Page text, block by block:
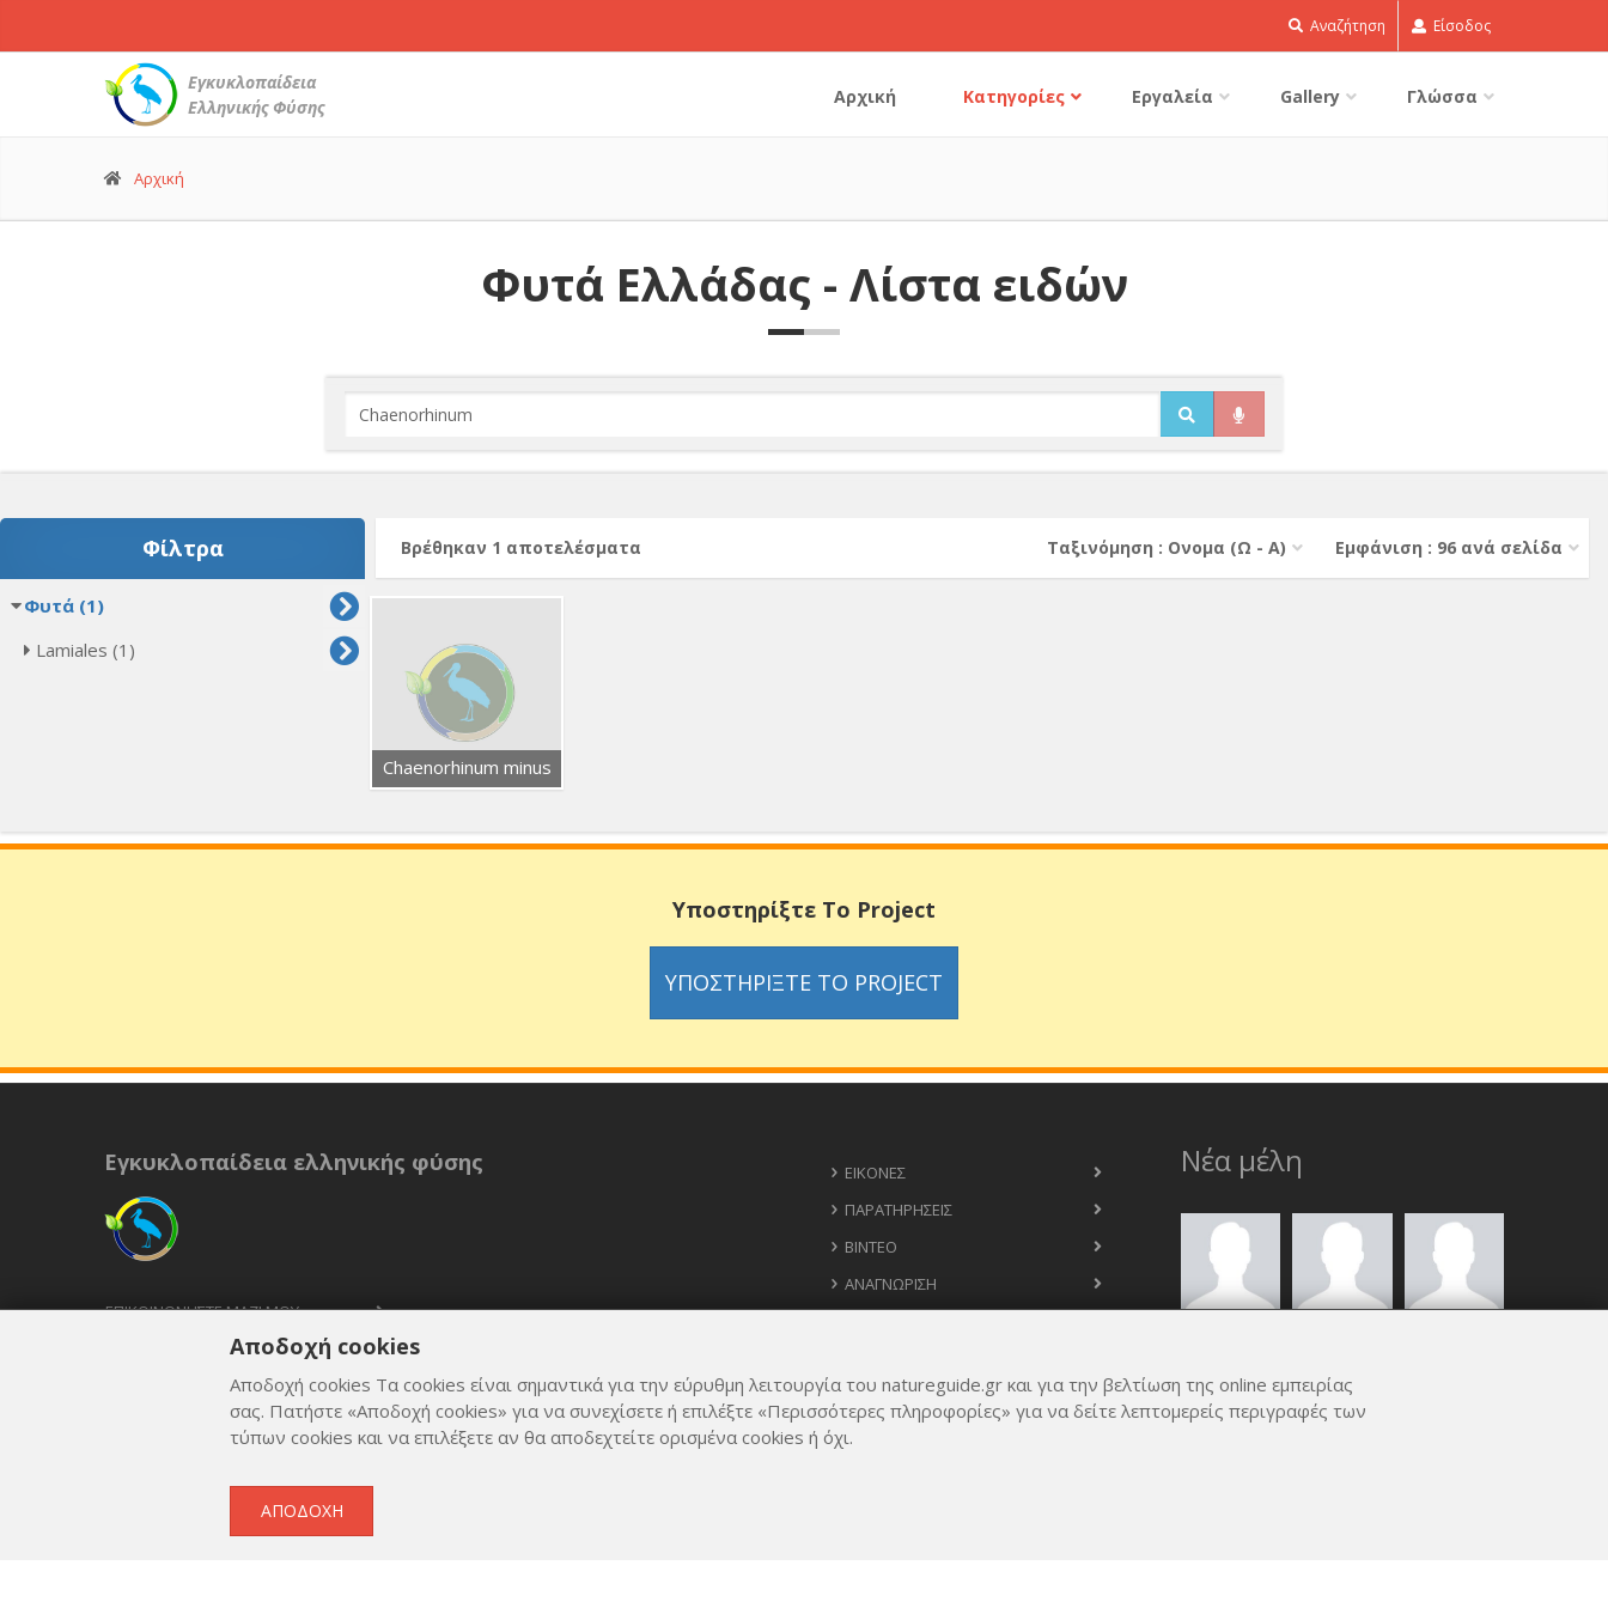
Αναζήτηση Είσοδος
Εγκυκλοπαίδεια
Ελληνικής Φύσης
Αρχική Κατηγορίες Εργαλεία Gallery Γλώσσα
Αρχική
Φυτά Ελλάδας - Λίστα ειδών
Φίλτρα
Φυτά (1)
Lamiales (1)
Βρέθηκαν 1 αποτελέσματα Εμφάνιση : 96 ανά σελίδα
Тαξινόμηση : Ονομα (Ω - Α)
Chaenorhinum minus
Υποστηρίξτε Το Project
ΥΠΟΣΤΗΡΊΞΤΕ ΤΟ PROJECT
Εγκυκλοπαίδεια ελληνικής φύσης
ΕΠΙΚΟΙΝΩΝΉΣΤΕ ΜΑΖΊ ΜΟΥ
ΟΡΟΙ ΚΑΙ ΠΡΟΫΠΟΘΈΣΕΙΣ
ΠΟΛΙΤΙΚΉ ΑΠΟΡΡΉΤΟΥ
ΕΙΚΌΝΕΣ
ΠΑΡΑΤΗΡΉΣΕΙΣ
ΒΊΝΤΕΟ
ΑΝΑΓΝΏΡΙΣΗ
ΙΔΈΕΣ ΓΙΑ ΕΦΑΡΜΟΓΉ
Νέα μέλη
Αποδοχή cookies
Αποδοχή cookies Τα cookies είναι σημαντικά για την εύρυθμη λειτουργία του natureguide.gr και για την βελτίωση της online εμπειρίας
σας. Πατήστε «Αποδοχή cookies» για να συνεχίσετε ή επιλέξτε «Περισσότερες πληροφορίες» για να δείτε λεπτομερείς περιγραφές των
τύπων cookies και να επιλέξετε αν θα αποδεχτείτε ορισμένα cookies ή όχι.
ΑΠΟΔΟΧΉ